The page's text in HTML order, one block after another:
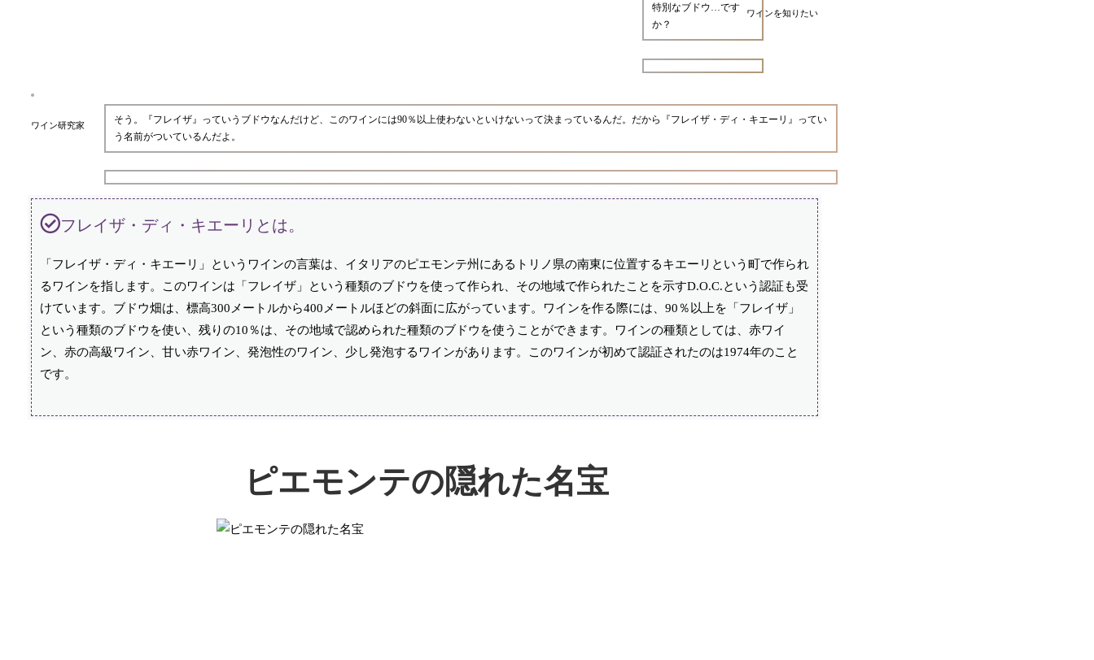
ワインを知りたい
特別なブドウ…です
か？
ワイン研究家
そう。『フレイザ』っていうブドウなんだけど、このワインには90％以上使わないといけないって決まっているんだ。だから『フレイザ・ディ・キエーリ』ってい
う名前がついているんだよ。
フレイザ・ディ・キエーリとは。
「フレイザ・ディ・キエーリ」というワインの言葉は、イタリアのピエモンテ州にあるトリノ県の南東に位置するキエーリという町で作られ
るワインを指します。このワインは「フレイザ」という種類のブドウを使って作られ、その地域で作られたことを示すD.O.C.という認証も受
けています。ブドウ畑は、標高300メートルから400メートルほどの斜面に広がっています。ワインを作る際には、90％以上を「フレイザ」
という種類のブドウを使い、残りの10％は、その地域で認められた種類のブドウを使うことができます。ワインの種類としては、赤ワイ
ン、赤の高級ワイン、甘い赤ワイン、発泡性のワイン、少し発泡するワインがあります。このワインが初めて認証されたのは1974年のこと
です。
ピエモンテの隠れた名宝